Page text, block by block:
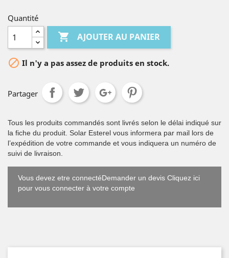
Quantité
 AJOUTER AU PANIER
 Il n'y a pas assez de produits en stock.
Partager
Tous les produits commandés sont livrés selon le délai indiqué sur
la fiche du produit. Solar Esterel vous informera par mail lors de
l’expédition de votre commande et vous indiquera un numéro de
suivi de livraison.
Vous devez etre connectéDemander un devis Cliquez ici
pour vous connecter à votre compte